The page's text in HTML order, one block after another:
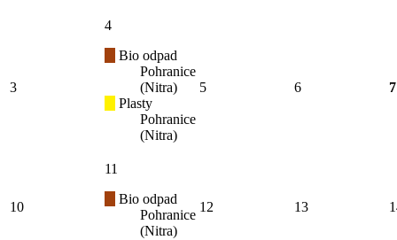
3
4
Bio odpad
Pohranice
(Nitra)
Plasty
Pohranice
(Nitra)
5 6 7
10
11
Bio odpad
Pohranice
(Nitra)
12 13